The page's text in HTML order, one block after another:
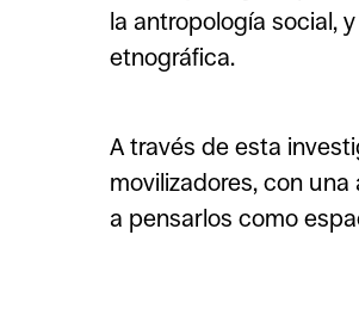
la antropología social,
etnográfica.
A través de esta
movilizadores, con
a pensarlos como